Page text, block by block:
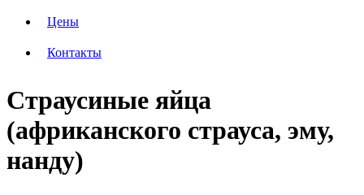
Цены
Контакты
Страусиные яйца
(африканского страуса, эму,
нанду)